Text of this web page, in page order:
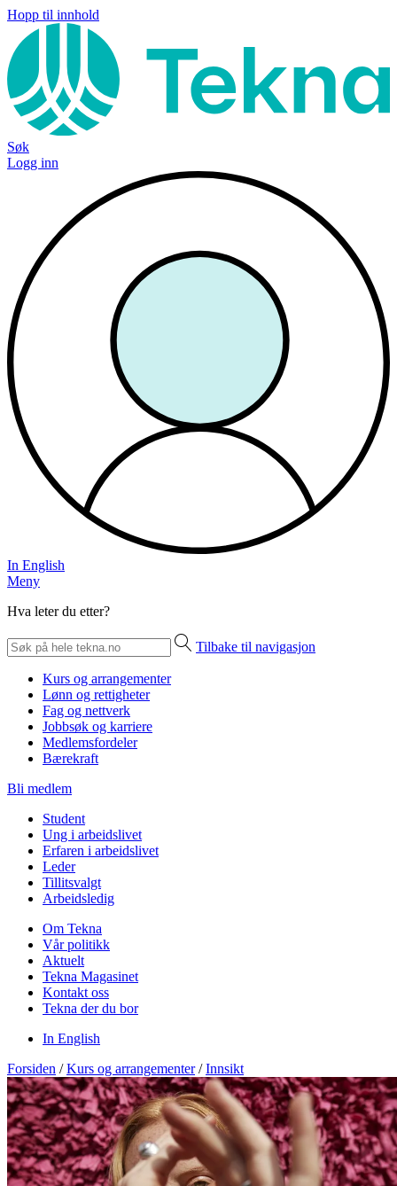
Hopp til innhold
Søk
Logg inn
In English
Meny
Hva leter du etter?
Tilbake til navigasjon
Kurs og arrangementer
Lønn og rettigheter
Fag og nettverk
Jobbsøk og karriere
Medlemsfordeler
Bærekraft
Bli medlem
Student
Ung i arbeidslivet
Erfaren i arbeidslivet
Leder
Tillitsvalgt
Arbeidsledig
Om Tekna
Vår politikk
Aktuelt
Tekna Magasinet
Kontakt oss
Tekna der du bor
In English
Forsiden / Kurs og arrangementer / Innsikt